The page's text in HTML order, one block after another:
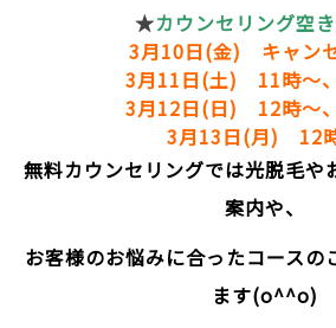
★カウンセリング空
3月10日(金) キャン
3月11日(土) 11時～
3月12日(日) 12時～
3月13日(月) 12
無料カウンセリングでは光脱毛や
案内や、
お客様のお悩みに合ったコースの
ます(o^^o)